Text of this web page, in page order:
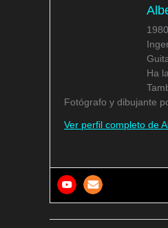
Ha
Fotógrafo y dibujante
Ver perfil completo de